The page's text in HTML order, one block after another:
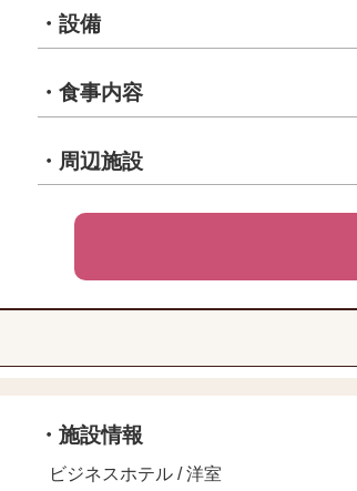
・設備
・食事内容
・周辺施設
・施設情報
ビジネスホテル / 洋室